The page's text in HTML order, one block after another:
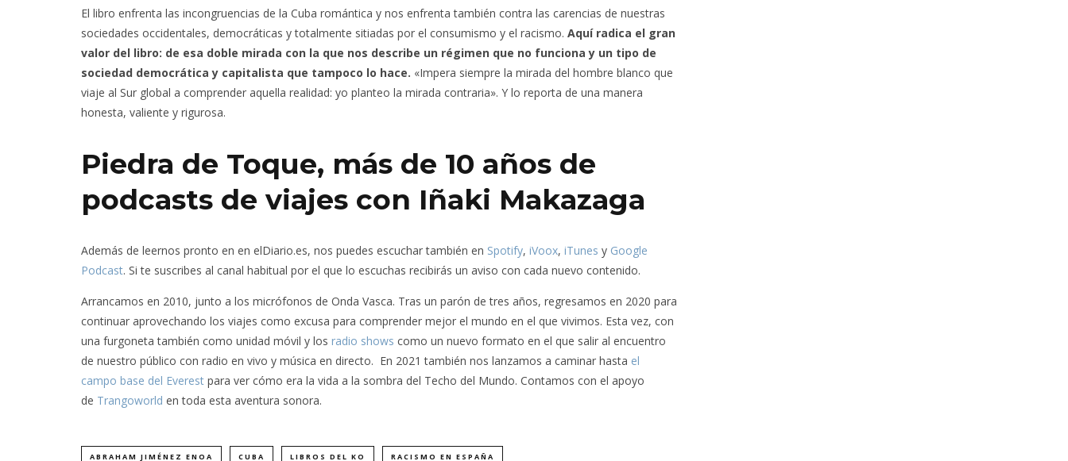
El libro enfrenta las incongruencias de la Cuba romántica y nos enfrenta también contra las carencias de nuestras
sociedades occidentales, democráticas y totalmente sitiadas por el consumismo y el racismo. Aquí radica el gran
valor del libro: de esa doble mirada con la que nos describe un régimen que no funciona y un tipo de
sociedad democrática y capitalista que tampoco lo hace. «Impera siempre la mirada del hombre blanco que
viaje al Sur global a comprender aquella realidad: yo planteo la mirada contraria». Y lo reporta de una manera
honesta, valiente y rigurosa.
Piedra de Toque, más de 10 años de
podcasts de viajes con Iñaki Makazaga
Además de leernos pronto en en elDiario.es, nos puedes escuchar también en Spotify, iVoox, iTunes y Google
Podcast. Si te suscribes al canal habitual por el que lo escuchas recibirás un aviso con cada nuevo contenido.
Arrancamos en 2010, junto a los micrófonos de Onda Vasca. Tras un parón de tres años, regresamos en 2020 para
continuar aprovechando los viajes como excusa para comprender mejor el mundo en el que vivimos. Esta vez, con
una furgoneta también como unidad móvil y los radio shows como un nuevo formato en el que salir al encuentro
de nuestro público con radio en vivo y música en directo. En 2021 también nos lanzamos a caminar hasta el
campo base del Everest para ver cómo era la vida a la sombra del Techo del Mundo. Contamos con el apoyo
de Trangoworld en toda esta aventura sonora.
ABRAHAM JIMÉNEZ ENOA CUBA LIBROS DEL KO RACISMO EN ESPAÑA